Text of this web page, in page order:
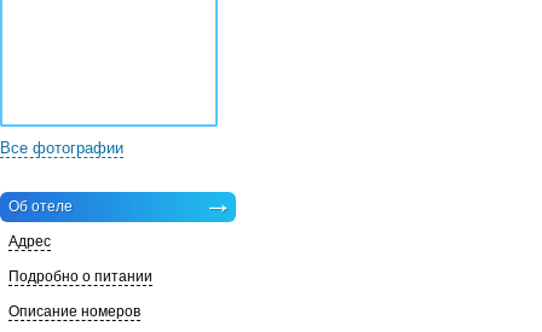
Все фотографии
Об отеле
Адрес
Подробно о питании
Описание номеров